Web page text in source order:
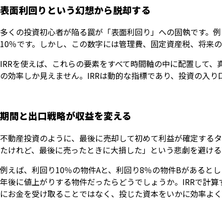
表面利回りという幻想から脱却する
多くの投資初心者が陥る罠が「表面利回り」への固執です。
10％です。しかし、この数字には管理費、固定資産税、将来
IRRを使えば、これらの要素をすべて時間軸の中に配置して
の効率しか見えません。IRRは動的な指標であり、投資の入
期間と出口戦略が収益を変える
不動産投資のように、最後に売却して初めて利益が確定する
たけれど、最後に売ったときに大損した」という悲劇を避け
例えば、利回り10％の物件Aと、利回り8％の物件Bがあると
年後に値上がりする物件だったらどうでしょうか。IRRで計
にお金を受け取ることではなく、投じた資本をいかに効率よ